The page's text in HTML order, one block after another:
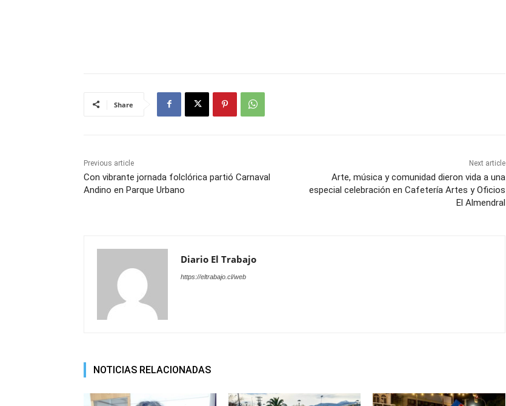
Share
Previous article
Con vibrante jornada folclórica partió Carnaval
Andino en Parque Urbano
Next article
Arte, música y comunidad dieron vida a una
especial celebración en Cafetería Artes y Oficios
El Almendral
Diario El Trabajo
https://eltrabajo.cl/web
NOTICIAS RELACIONADAS